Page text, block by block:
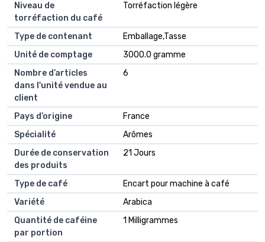
Niveau de
torréfaction du café
Torréfaction légère
Type de contenant
Emballage,Tasse
Unité de comptage
3000.0 gramme
Nombre d’articles
dans l'unité vendue au
client
6
Pays d’origine
France
Spécialité
Arômes
Durée de conservation
des produits
21 Jours
Type de café
Encart pour machine à café
Variété
Arabica
Quantité de caféine
par portion
1 Milligrammes